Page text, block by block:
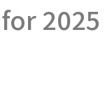
2025